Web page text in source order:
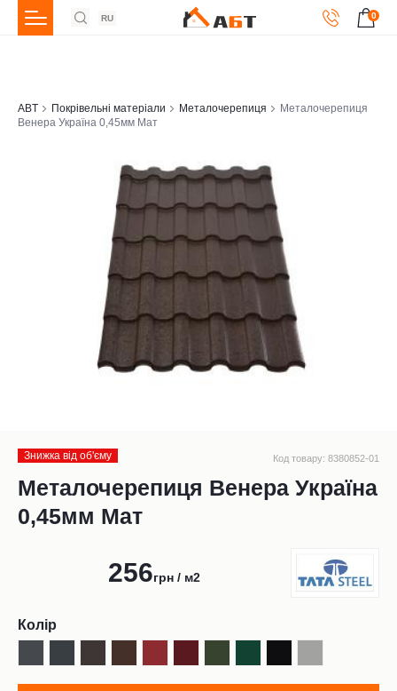
RU 0
ABT Покрівельні матеріали Металочерепиця
Металочерепиця
Венера Україна 0,45мм Мат
Знижка від обʹєму Код товару: 8380852-01
Металочерепиця Венера Україна
0,45мм Мат
256грн / м2
Колір